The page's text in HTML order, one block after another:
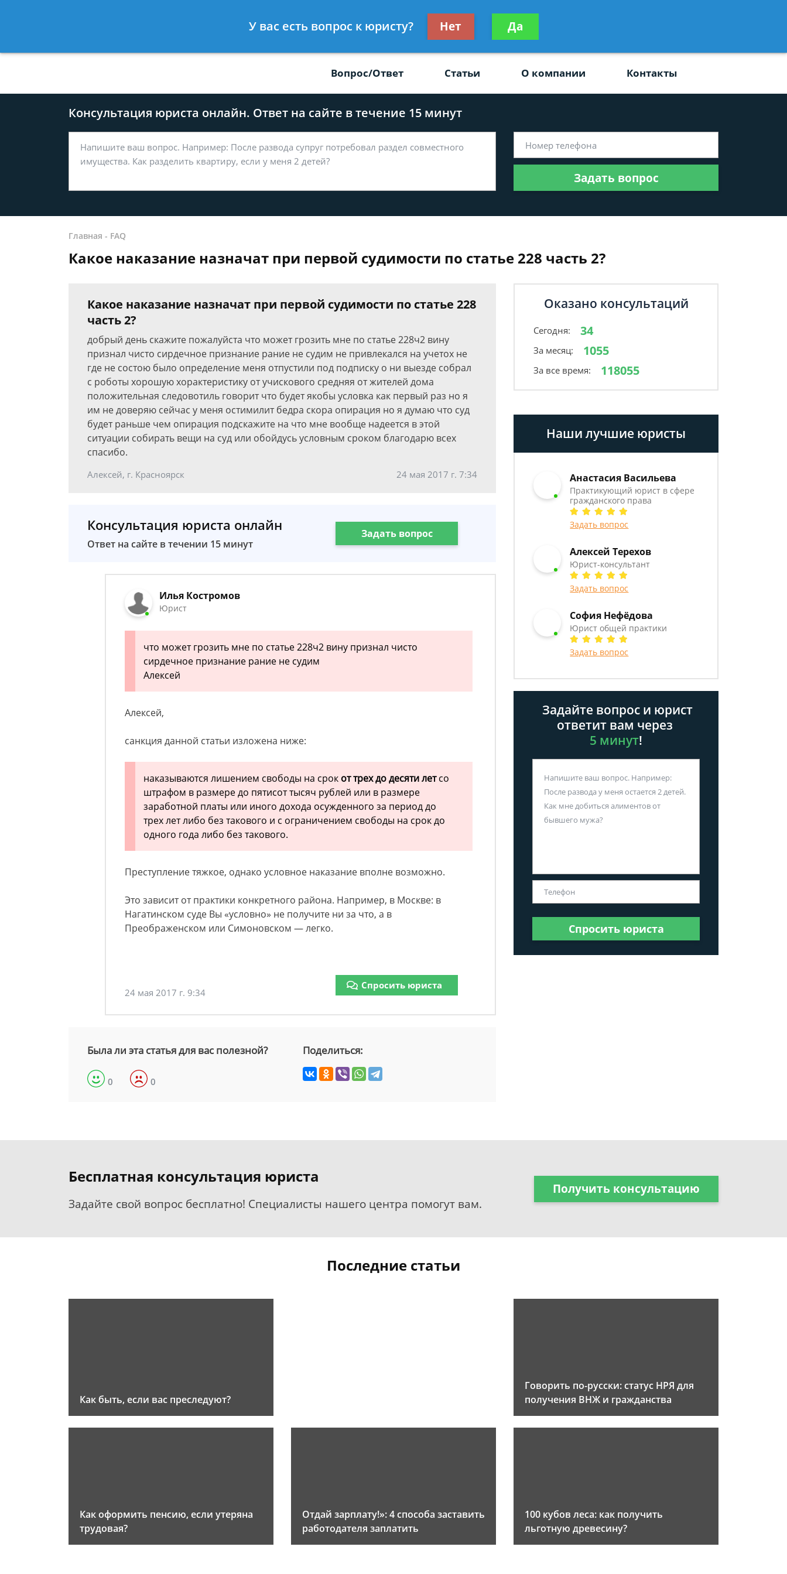
8 812 509-27-47
Получите консультацию
бесплатно
Вопрос/Ответ Статьи О компании Контакты
Консультация юриста онлайн. Ответ на сайте в течение 15 минут
Задать вопрос
Главная - FAQ
Какое наказание назначат при первой судимости по статье 228 часть 2?
Какое наказание назначат при первой судимости по статье 228
часть 2?
добрый день скажите пожалуйста что может грозить мне по статье 228ч2 вину
признал чисто сирдечное признание рание не судим не привлекался на учетох не
где не состою было определение меня отпустили под подписку о ни выезде собрал
с роботы хорошую хорактеристику от учискового средняя от жителей дома
положительная следовотиль говорит что будет якобы условка как первый раз но я
им не доверяю сейчас у меня остимилит бедра скора опирация но я думаю что суд
будет раньше чем опирация подскажите на что мне вообще надеется в этой
ситуации собирать вещи на суд или обойдусь условным сроком благодарю всех
спасибо.
Алексей, г. Красноярск 24 мая 2017 г. 7:34
Консультация юриста онлайн
Ответ на сайте в течении 15 минут
Задать вопрос
Илья Костромов
Юрист
что может грозить мне по статье 228ч2 вину признал чисто
сирдечное признание рание не судим
Алексей
Алексей,
санкция данной статьи изложена ниже:
наказываются лишением свободы на срок от трех до десяти летсо
штрафом в размере до пятисот тысяч рублей или в размере
заработной платы или иного дохода осужденного за период до
трех лет либо без такового и с ограничением свободы на срок до
одного года либо без такового.
Преступление тяжкое, однако условное наказание вполне возможно.
Это зависит от практики конкретного района. Например, в Москве: в
Нагатинском суде Вы «условно» не получите ни за что, а в
Преображенском или Симоновском — легко.
24 мая 2017 г. 9:34
Спросить юриста
Была ли эта статья для вас полезной?
0 0
Поделиться:
Оказано консультаций
Сегодня: 34
За месяц: 1055
За все время: 118055
Наши лучшие юристы
Анастасия Васильева
Практикующий юрист в сфере
гражданского права
Задать вопрос
Алексей Терехов
Юрист-консультант
Задать вопрос
София Нефёдова
Юрист общей практики
Задать вопрос
Задайте вопрос и юрист
ответит вам через
5 минут!
Спросить юриста
Бесплатная консультация юриста
Задайте свой вопрос бесплатно! Специалисты нашего центра помогут вам.
Получить консультацию
Последние статьи
Как быть, если вас преследуют?
Говорить по-русски: статус НРЯ для
получения ВНЖ и гражданства
Как оформить пенсию, если утеряна
трудовая?
Отдай зарплату!»: 4 способа заставить
работодателя заплатить
100 кубов леса: как получить
льготную древесину?
У вас есть вопрос к юристу? Нет Да